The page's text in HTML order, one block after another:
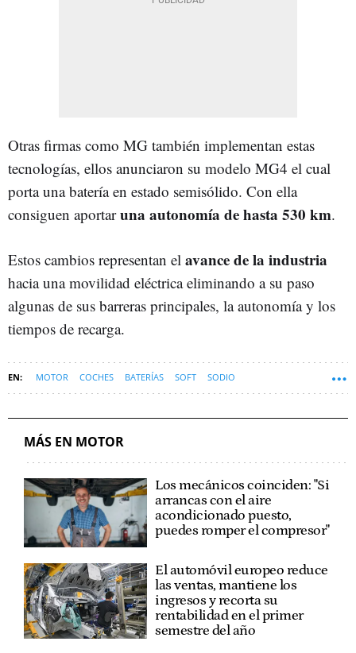
Otras firmas como MG también implementan estas
tecnologías, ellos anunciaron su modelo MG4 el cual
porta una batería en estado semisólido. Con ella
consiguen aportaruna autonomía de hasta 530 km.
Estos cambios representan el avance de la industria
hacia una movilidad eléctrica eliminando a su paso
algunas de sus barreras principales, la autonomía y los
tiempos de recarga.
MOTOR COCHES BATERÍAS SOFT SODIO
MÁS EN MOTOR
Los mecánicos coinciden: "Si
arrancas con el aire
acondicionado puesto,
puedes romper el compresor"
El automóvil europeo reduce
las ventas, mantiene los
ingresos y recorta su
rentabilidad en el primer
semestre del año